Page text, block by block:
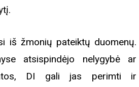
iš žmonių pateiktų duomenų.
atsispindėjo nelygybė ar
DI gali jas perimti ir